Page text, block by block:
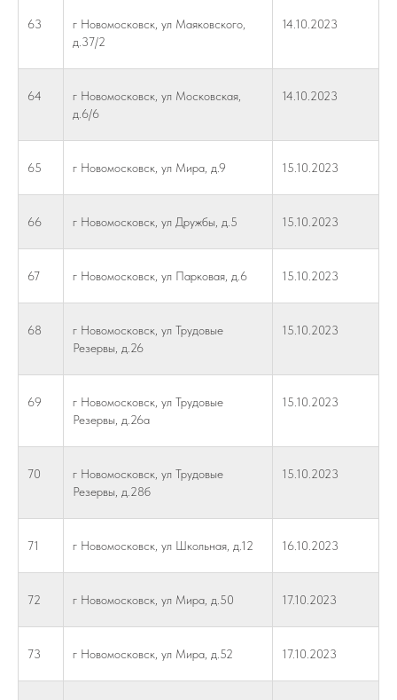
63
г Новомосковск, ул Маяковского,
д.37/2
14.10.2023
64
г Новомосковск, ул Московская,
д.6/6
14.10.2023
65 г Новомосковск, ул Мира, д.9 15.10.2023
66 г Новомосковск, ул Дружбы, д.5 15.10.2023
67 г Новомосковск, ул Парковая, д.6 15.10.2023
68
г Новомосковск, ул Трудовые
Резервы, д.26
15.10.2023
69
г Новомосковск, ул Трудовые
Резервы, д.26а
15.10.2023
70
г Новомосковск, ул Трудовые
Резервы, д.28б
15.10.2023
71 г Новомосковск, ул Школьная, д.12 16.10.2023
72 г Новомосковск, ул Мира, д.50 17.10.2023
73 г Новомосковск, ул Мира, д.52 17.10.2023